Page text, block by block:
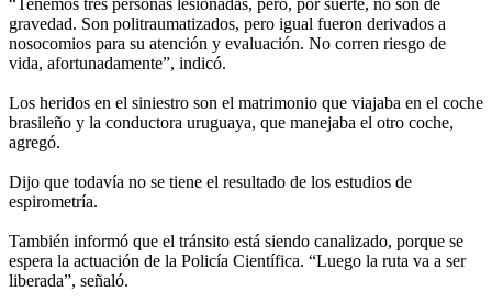
gravedad. Son politraumatizados, pero igual fueron derivados a
nosocomios para su atención y evaluación. No corren riesgo de
vida, afortunadamente”, indicó.
Los heridos en el siniestro son el matrimonio que viajaba en el coche
brasileño y la conductora uruguaya, que manejaba el otro coche,
agregó.
Dijo que todavía no se tiene el resultado de los estudios de
espirometría.
También informó que el tránsito está siendo canalizado, porque se
espera la actuación de la Policía Científica. “Luego la ruta va a ser
liberada”, señaló.